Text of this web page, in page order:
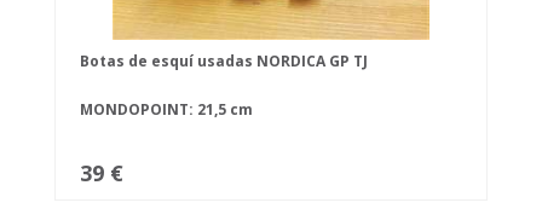
Botas de esquí usadas NORDICA GP TJ
MONDOPOINT: 21,5 cm
39 €